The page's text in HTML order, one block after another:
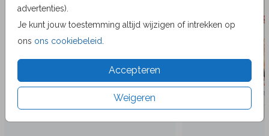
advertenties).
Je kunt jouw toestemming altijd wijzigen of intrekken op
ons ons cookiebeleid
Accepteren
Weigeren